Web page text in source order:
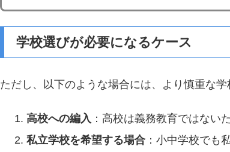
学校選びが必要になるケース
ただし、以下のような場合には、より慎重な学
高校への編入 ：高校は義務教育ではない
私立学校を希望する場合：小中学校でも